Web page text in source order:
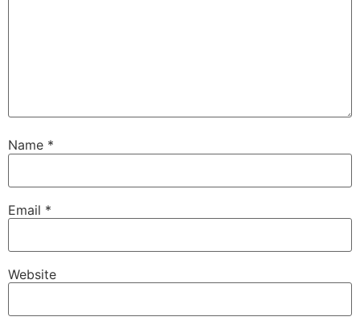
Name *
Email *
Website